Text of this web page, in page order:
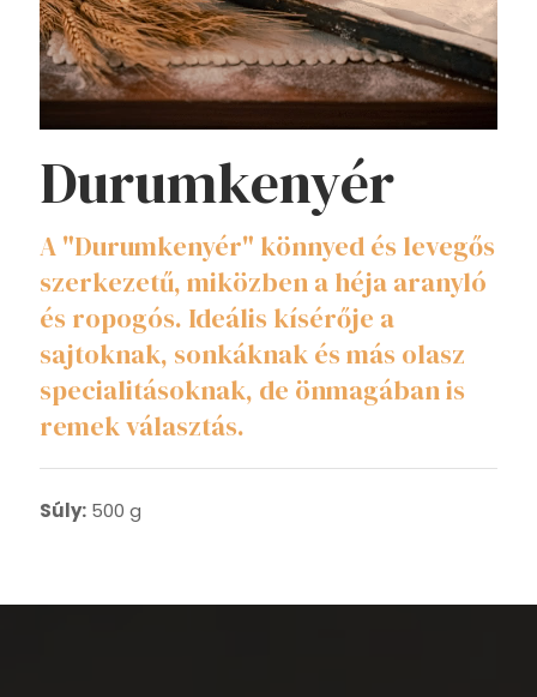
Durumkenyér
A "Durumkenyér" könnyed és levegős
szerkezetű, miközben a héja aranyló
és ropogós. Ideális kísérője a
sajtoknak, sonkáknak és más olasz
specialitásoknak, de önmagában is
remek választás.
Súly: 500 g